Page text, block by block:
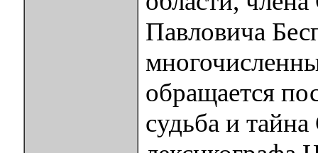
Павловича
обращается
судьба и